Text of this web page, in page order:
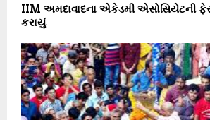
IIM અમદાવાદના એકેડમી એસોસિયેટની
કરાયું